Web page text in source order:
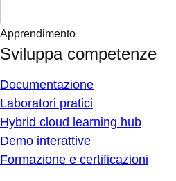
Apprendimento
Sviluppa competenze
Documentazione
Laboratori pratici
Hybrid cloud learning hub
Demo interattive
Formazione e certificazioni